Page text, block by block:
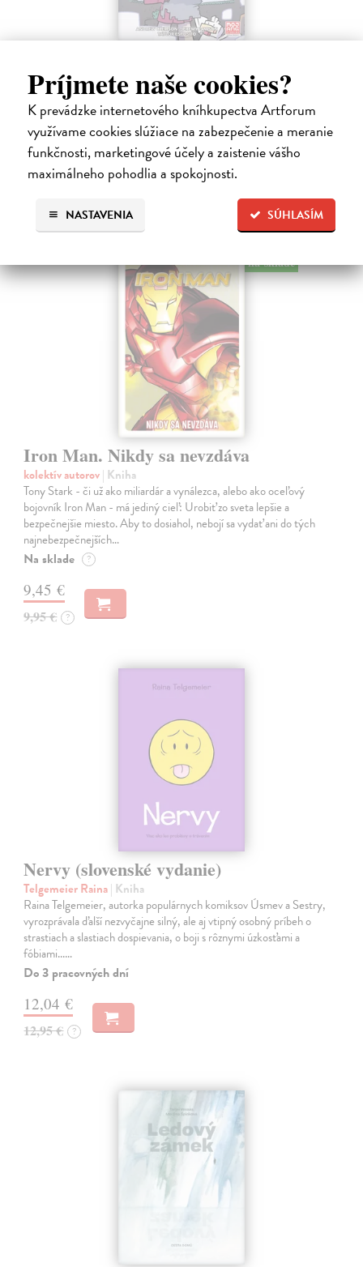
Príjmete naše cookies?
K prevádzke internetového kníhkupectva Artforum
využívame cookies slúžiace na zabezpečenie a meranie
funkčnosti, marketingové účely a zaistenie vášho
maximálneho pohodlia a spokojnosti.
SÚHLASÍM
NASTAVENIA
Clemson Andrew, Lawson Jeremy, Esposito Taylor| Kniha
Druhé pokračovanie napínavého dobrodružstva zo sveta Minecraftu.
Samotársky farmár Cobb sa chce len starať o svoju úrodu, zbierať
suroviny a mať pokoj.
Na sklade ?
9,45 €
na sklade
Iron Man. Nikdy sa nevzdáva
kolektív autorov| Kniha
Tony Stark - či už ako miliardár a vynálezca, alebo ako oceľový
bojovník Iron Man - má jediný cieľ: Urobiť zo sveta lepšie a
bezpečnejšie miesto. Aby to dosiahol, nebojí sa vydať ani do tých
najnebezpečnejších…
Na sklade ?
9,45 €
9,95 € ?
Nervy (slovenské vydanie)
Telgemeier Raina| Kniha
Raina Telgemeier, autorka populárnych komiksov Úsmev a Sestry,
vyrozprávala ďalší nezvyčajne silný, ale aj vtipný osobný príbeh o
strastiach a slastiach dospievania, o boji s rôznymi úzkosťami a
fóbiami...…
Do 3 pracovných dní
12,04 €
12,95 € ?